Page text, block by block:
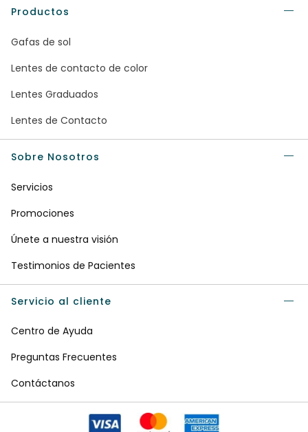
Productos
Gafas de sol
Lentes de contacto de color
Lentes Graduados
Lentes de Contacto
Sobre Nosotros
Servicios
Promociones
Únete a nuestra visión
Testimonios de Pacientes
Servicio al cliente
Centro de Ayuda
Preguntas Frecuentes
Contáctanos